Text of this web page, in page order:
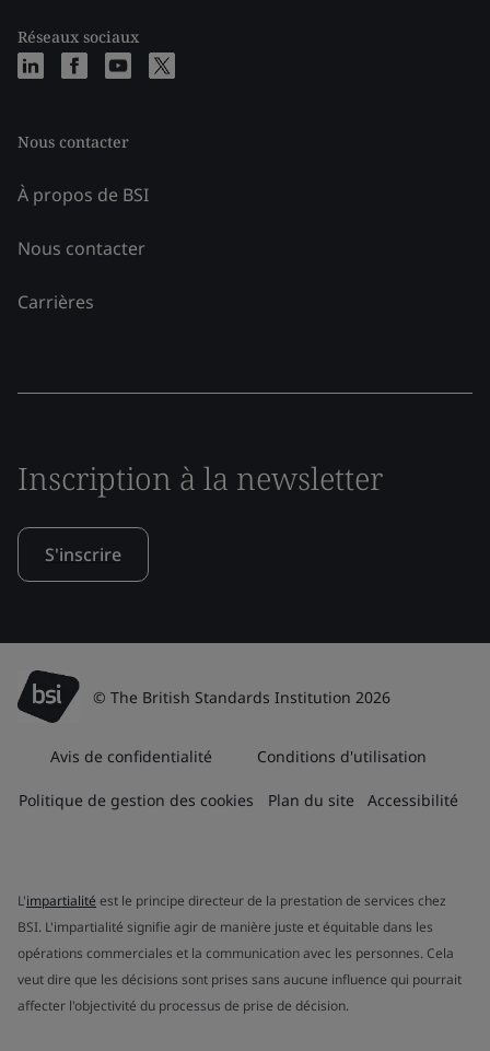
Réseaux sociaux
Nous contacter
À propos de BSI
Nous contacter
Carrières
Inscription à la newsletter
S'inscrire
© The British Standards Institution 2026
Avis de confidentialité Conditions d'utilisation
Politique de gestion des cookies Plan du site Accessibilité
L'impartialité est le principe directeur de la prestation de services chez
BSI. L'impartialité signifie agir de manière juste et équitable dans les
opérations commerciales et la communication avec les personnes. Cela
veut dire que les décisions sont prises sans aucune influence qui pourrait
affecter l'objectivité du processus de prise de décision.